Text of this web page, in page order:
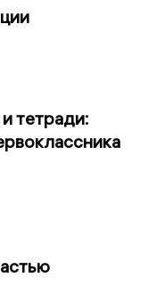
тетради: